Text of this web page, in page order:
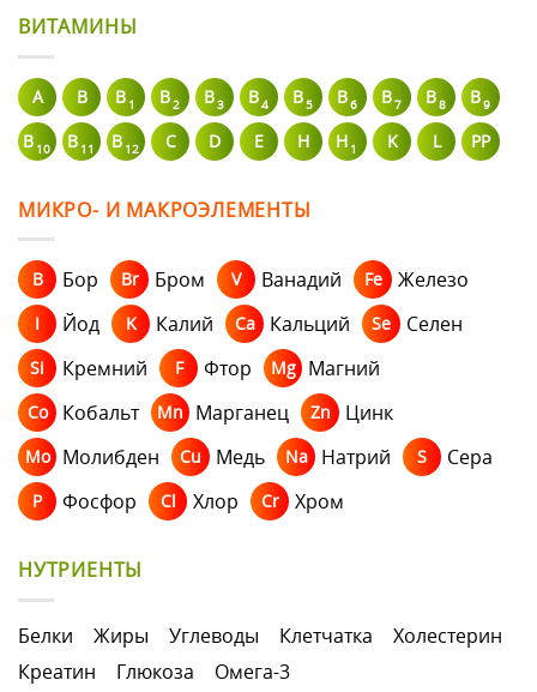
ВИТАМИНЫ
A В B 1 B2 B3 B4 B5 B6 B7 B8 B9
B 10 B 11 B 12 C D E H H 1 K L PP
МИКРО- И МАКРОЭЛЕМЕНТЫ
B Бор Br Бром V Ванадий Fe Железо
I Йод K Калий Ca Кальций Se Селен
Si Кремний F Фтор Mg Магний
Co Кобальт Mn Марганец Zn Цинк
Mo Молибден Cu Медь Na Натрий S Сера
P Фосфор Cl Хлор Cr Хром
НУТРИЕНТЫ
Белки Жиры Углеводы Клетчатка
Холестерин
Креатин
Глюкоза
Омега-3